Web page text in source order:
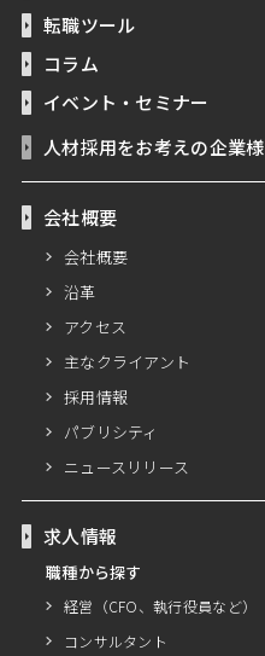
転職ツール
コラム
イベント・セミナー
人材採用をお考えの企業様
会社概要
会社概要
沿革
アクセス
主なクライアント
採用情報
パブリシティ
ニュースリリース
求人情報
職種から探す
経営（CFO、執行役員など）
コンサルタント